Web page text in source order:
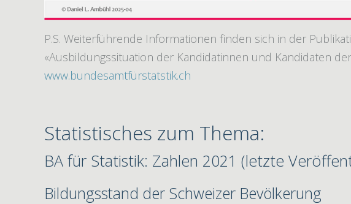
P.S. Weiterführende Informationen finden sich in der
«Ausbildungssituation der Kandidatinnen und Kandidaten
www.bundesamtfürstatstik.ch
Statistisches zum Thema:
BA für Statistik: Zahlen 2021 (letzte
Bildungsstand der Schweizer Bevölkerung